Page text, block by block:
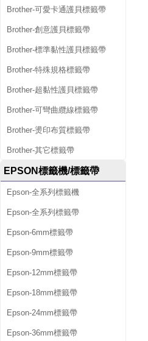
Brother-可愛卡通護貝標籤帶
Brother-創意護貝標籤帶
Brother-標準黏性護貝標籤帶
Brother-特殊規格標籤帶
Brother-超黏性護貝標籤帶
Brother-可彎曲纜線標籤帶
Brother-燙印布質標籤帶
Brother-其它標籤帶
EPSON標籤機/標籤帶
Epson-全系列標籤機
Epson-全系列標籤帶
Epson-6mm標籤帶
Epson-9mm標籤帶
Epson-12mm標籤帶
Epson-18mm標籤帶
Epson-24mm標籤帶
Epson-36mm標籤帶